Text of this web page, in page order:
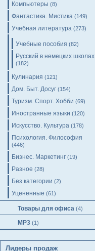
Компьютеры (8)
Фантастика. Мистика (149)
Учебная литература (273)
Учебные пособия (82)
Русский в немецких школах
(182)
Кулинария (121)
Дом. Быт. Досуг (154)
Туризм. Спорт. Хобби (69)
Иностранные языки (120)
Искусство. Культура (178)
Психология. Философия
(446)
Бизнес. Маркетинг (19)
Разное (28)
Без категории (2)
Уцененные (61)
Товары для офиса (4)
MP3 (1)
Лидеры продаж